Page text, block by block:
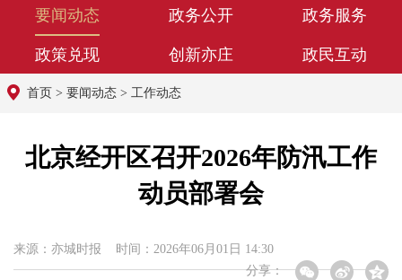
要闻动态 政务公开 政务服务
政策兑现 创新亦庄 政民互动
首页 > 要闻动态 > 工作动态
北京经开区召开2026年防汛工作
动员部署会
来源：亦城时报 时间：2026年06月01日 14:30
分享：